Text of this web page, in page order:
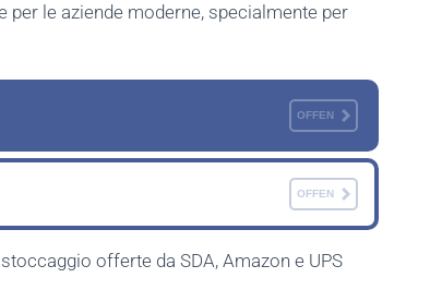
per le aziende moderne, specialmente per
OFFEN
OFFEN
offerte da SDA, Amazon e UPS